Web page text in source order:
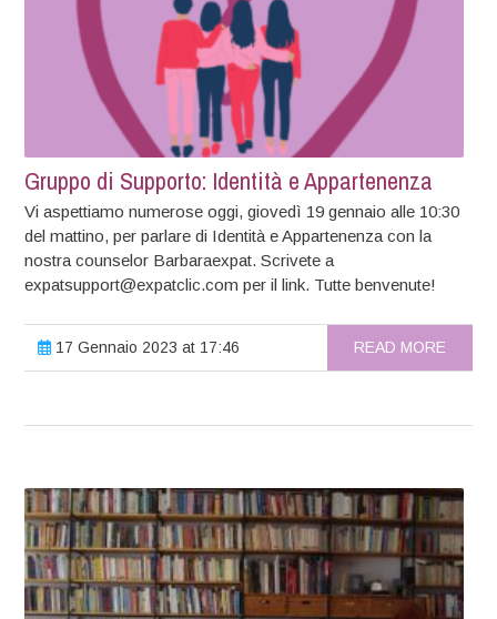
Gruppo di Supporto: Identità e Appartenenza
Vi aspettiamo numerose oggi, giovedì 19 gennaio alle 10:30
del mattino, per parlare di Identità e Appartenenza con la
nostra counselor Barbaraexpat. Scrivete a
expatsupport@expatclic.com per il link. Tutte benvenute!
17 Gennaio 2023 at 17:46 READ MORE